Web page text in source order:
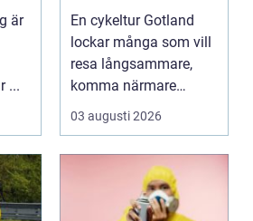
är
...
hjul
En cykeltur Gotland
lockar många som vill
resa långsammare,
komma närmare
naturen och känna
havsbris...
03 augusti 2026